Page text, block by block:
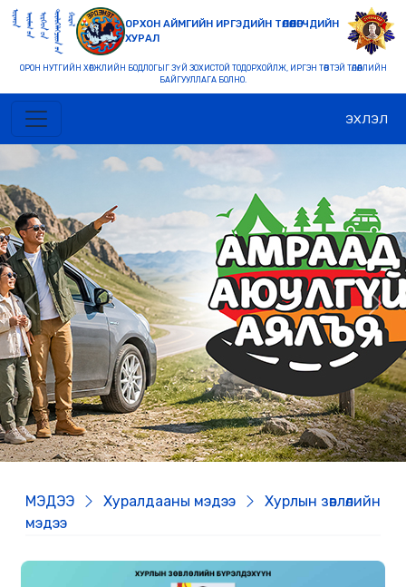
ОРХОН АЙМГИЙН ИРГЭДИЙН ТӨЛӨӨЛӨГЧДИЙН
ХУРАЛ
ОРОН НУТГИЙН ХӨГЖЛИЙН БОДЛОГЫГ ЗҮЙ ЗОХИСТОЙ ТОДОРХОЙЛЖ, ИРГЭН ТӨВТЭЙ ТӨЛӨӨЛЛИЙН
БАЙГУУЛЛАГА БОЛНО.
ЭХЛЭЛ
Previous Next
МЭДЭЭ Хуралдааны мэдээ
Хурлын зөвлөлийн
мэдээ